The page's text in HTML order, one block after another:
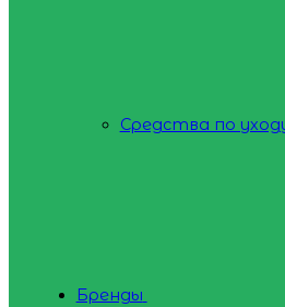
Средства по
Бренды